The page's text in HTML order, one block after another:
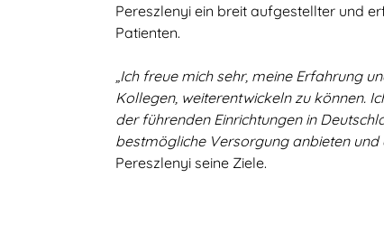
Pereszlenyi ein breit aufgestellter und
Patienten.
„Ich freue mich sehr, meine Erfahrung
Kollegen, weiterentwickeln zu können.
der führenden Einrichtungen in
bestmögliche Versorgung anbieten
Pereszlenyi seine Ziele.